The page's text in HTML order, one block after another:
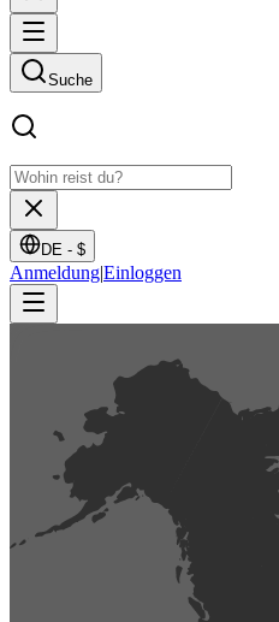
Suche
DE - $
Anmeldung|Einloggen